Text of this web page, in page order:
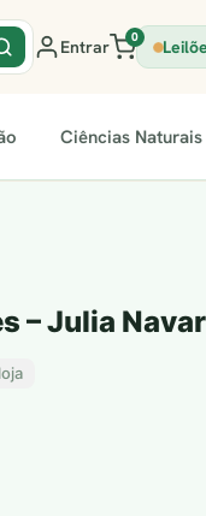
Entrar 0
Ciências Naturais
– Julia